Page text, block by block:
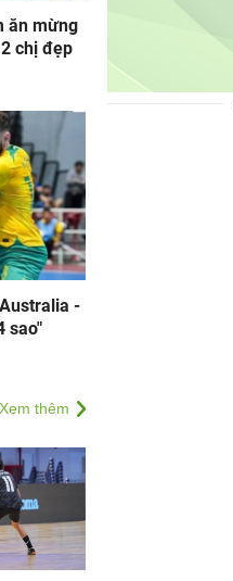
ăn mừng
chị đẹp
-
sao"
Xem thêm